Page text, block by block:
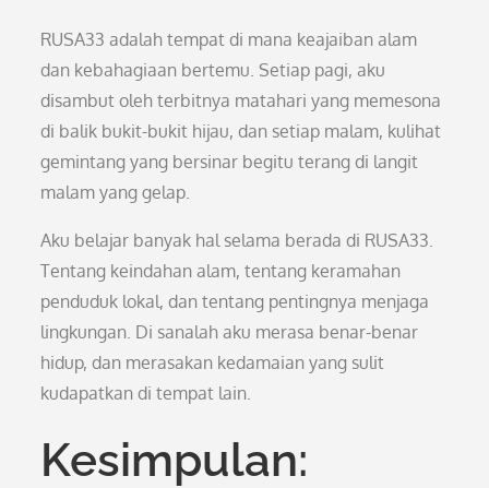
RUSA33 adalah tempat di mana keajaiban alam
dan kebahagiaan bertemu. Setiap pagi, aku
disambut oleh terbitnya matahari yang memesona
di balik bukit-bukit hijau, dan setiap malam, kulihat
gemintang yang bersinar begitu terang di langit
malam yang gelap.
Aku belajar banyak hal selama berada di RUSA33.
Tentang keindahan alam, tentang keramahan
penduduk lokal, dan tentang pentingnya menjaga
lingkungan. Di sanalah aku merasa benar-benar
hidup, dan merasakan kedamaian yang sulit
kudapatkan di tempat lain.
Kesimpulan: